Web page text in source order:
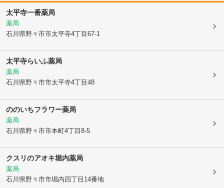
太平寺一番薬局
薬局
石川県野々市市太平寺4丁目67-1
太平寺らいふ薬局
薬局
石川県野々市市太平寺4丁目48
ののいちフラワー薬局
薬局
石川県野々市市本町4丁目8-5
クスリのアオキ堀内薬局
薬局
石川県野々市市堀内四丁目14番地